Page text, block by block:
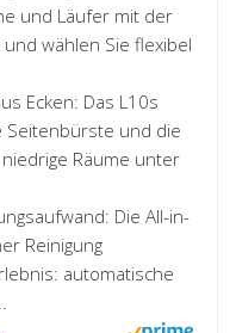
und Läufer mit der
wählen Sie flexibel
Ecken: Das L10s
Seitenbürste und die
Räume unter
Die All-in-
Reinigung
automatische